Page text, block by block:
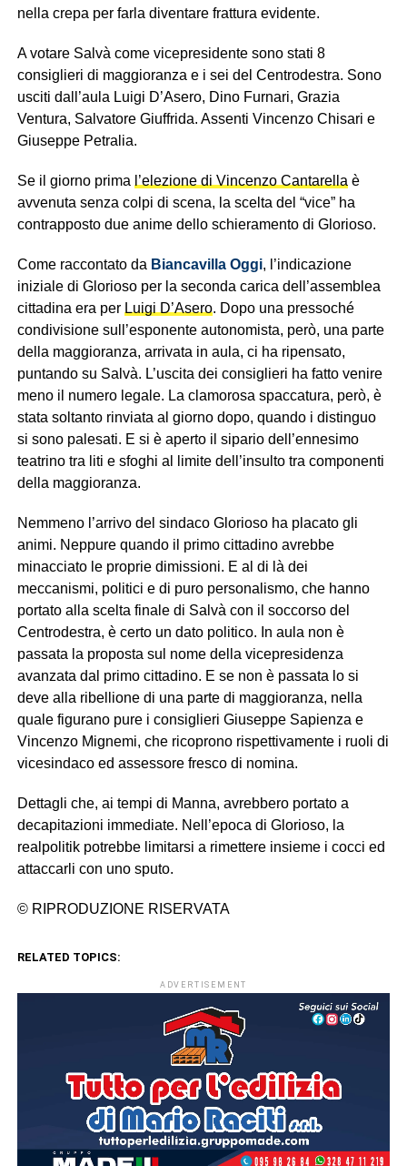
nella crepa per farla diventare frattura evidente.
A votare Salvà come vicepresidente sono stati 8
consiglieri di maggioranza e i sei del Centrodestra. Sono
usciti dall’aula Luigi D’Asero, Dino Furnari, Grazia
Ventura, Salvatore Giuffrida. Assenti Vincenzo Chisari e
Giuseppe Petralia.
Se il giorno prima l’elezione di Vincenzo Cantarella è
avvenuta senza colpi di scena, la scelta del “vice” ha
contrapposto due anime dello schieramento di Glorioso.
Come raccontato da Biancavilla Oggi, l’indicazione
iniziale di Glorioso per la seconda carica dell’assemblea
cittadina era per Luigi D’Asero. Dopo una pressoché
condivisione sull’esponente autonomista, però, una parte
della maggioranza, arrivata in aula, ci ha ripensato,
puntando su Salvà. L’uscita dei consiglieri ha fatto venire
meno il numero legale. La clamorosa spaccatura, però, è
stata soltanto rinviata al giorno dopo, quando i distinguo
si sono palesati. E si è aperto il sipario dell’ennesimo
teatrino tra liti e sfoghi al limite dell’insulto tra componenti
della maggioranza.
Nemmeno l’arrivo del sindaco Glorioso ha placato gli
animi. Neppure quando il primo cittadino avrebbe
minacciato le proprie dimissioni. E al di là dei
meccanismi, politici e di puro personalismo, che hanno
portato alla scelta finale di Salvà con il soccorso del
Centrodestra, è certo un dato politico. In aula non è
passata la proposta sul nome della vicepresidenza
avanzata dal primo cittadino. E se non è passata lo si
deve alla ribellione di una parte di maggioranza, nella
quale figurano pure i consiglieri Giuseppe Sapienza e
Vincenzo Mignemi, che ricoprono rispettivamente i ruoli di
vicesindaco ed assessore fresco di nomina.
Dettagli che, ai tempi di Manna, avrebbero portato a
decapitazioni immediate. Nell’epoca di Glorioso, la
realpolitik potrebbe limitarsi a rimettere insieme i cocci ed
attaccarli con uno sputo.
© RIPRODUZIONE RISERVATA
RELATED TOPICS:
ADVERTISEMENT